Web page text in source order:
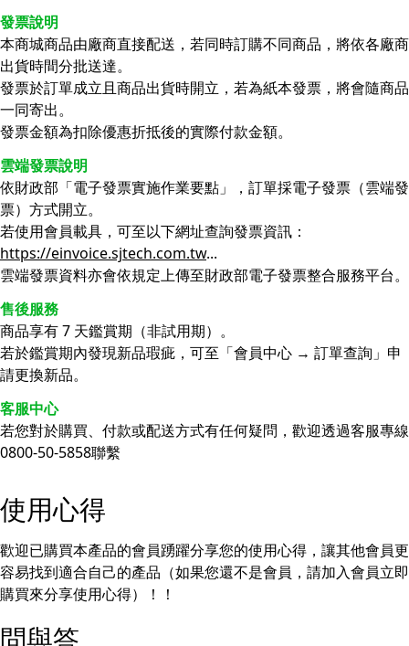
發票說明
本商城商品由廠商直接配送，若同時訂購不同商品，將依各廠商
出貨時間分批送達。
發票於訂單成立且商品出貨時開立，若為紙本發票，將會隨商品
一同寄出。
發票金額為扣除優惠折抵後的實際付款金額。
雲端發票說明
依財政部「電子發票實施作業要點」，訂單採電子發票（雲端發
票）方式開立。
若使用會員載具，可至以下網址查詢發票資訊：
https://einvoice.sjtech.com.tw...
雲端發票資料亦會依規定上傳至財政部電子發票整合服務平台。
售後服務
商品享有 7 天鑑賞期（非試用期）。
若於鑑賞期內發現新品瑕疵，可至「會員中心 → 訂單查詢」申
請更換新品。
客服中心
若您對於購買、付款或配送方式有任何疑問，歡迎透過客服專線
0800-50-5858聯繫
使用心得
歡迎已購買本產品的會員踴躍分享您的使用心得，讓其他會員更
容易找到適合自己的產品（如果您還不是會員，請加入會員立即
購買來分享使用心得）！！
問與答